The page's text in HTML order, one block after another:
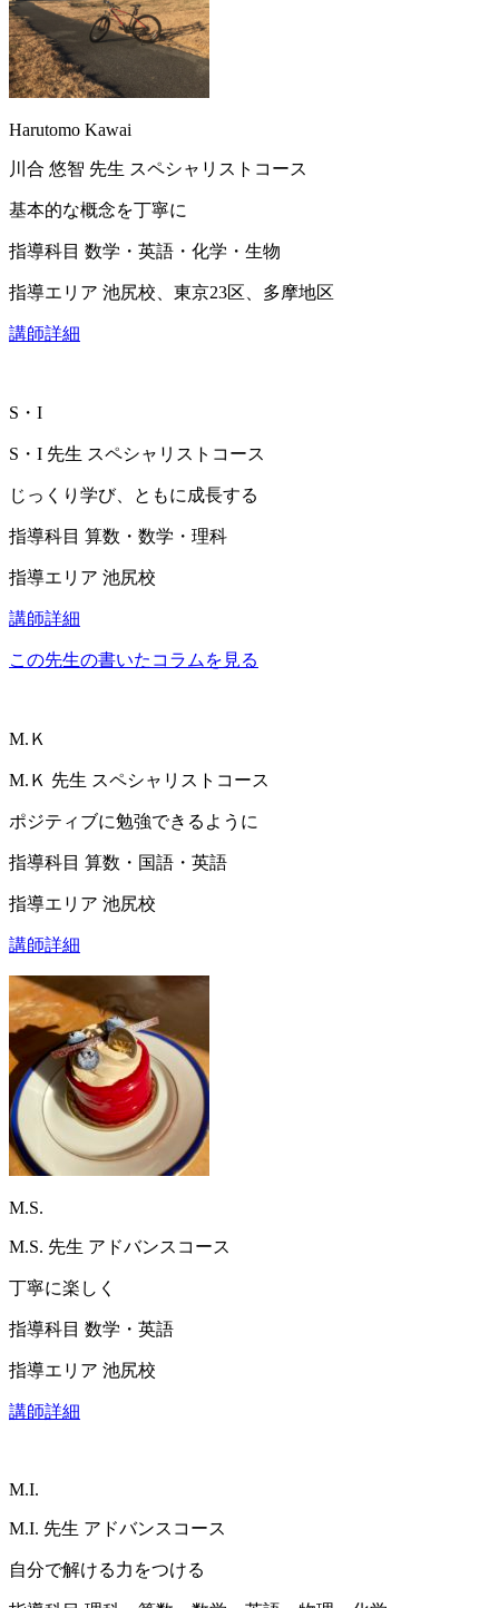
Harutomo Kawai
川合 悠智 先生 スペシャリストコース
基本的な概念を丁寧に
指導科目 数学・英語・化学・生物
指導エリア 池尻校、東京23区、多摩地区
講師詳細
S・I
S・I 先生 スペシャリストコース
じっくり学び、ともに成長する
指導科目 算数・数学・理科
指導エリア 池尻校
講師詳細
この先生の書いたコラムを見る
M.Ｋ
M.Ｋ 先生 スペシャリストコース
ポジティブに勉強できるように
指導科目 算数・国語・英語
指導エリア 池尻校
講師詳細
M.S.
M.S. 先生 アドバンスコース
丁寧に楽しく
指導科目 数学・英語
指導エリア 池尻校
講師詳細
M.I.
M.I. 先生 アドバンスコース
自分で解ける力をつける